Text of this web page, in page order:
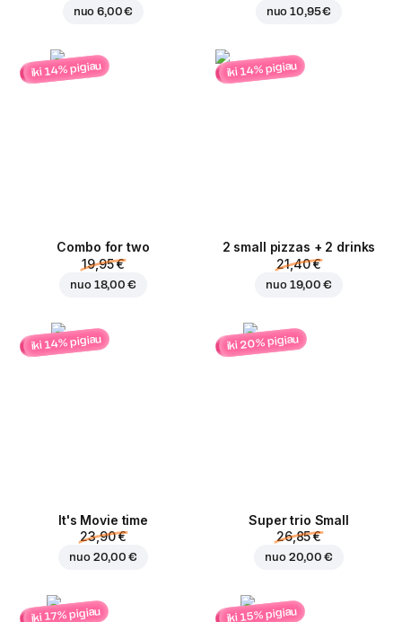
nuo6,00 € nuo10,95 €
iki 14% pigiau
Combo for two
19,95 €
nuo 18,00 €
iki 14% pigiau
2 small pizzas + 2 drinks
21,40 €
nuo 19,00 €
iki 14% pigiau
It's Movie time
23,90 €
nuo 20,00 €
iki 20% pigiau
Super trio Small
26,85 €
nuo 20,00 €
iki 17% pigiau iki 15% pigiau